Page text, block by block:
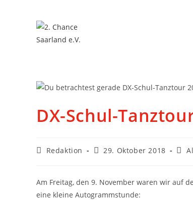
DX-Schul-
Redaktion 29. Oktober 2018
Am Freitag, den 9. November waren wir auf
eine kleine Autogrammstunde: